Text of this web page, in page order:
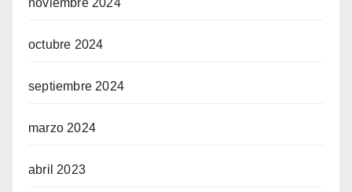
noviembre 2024
octubre 2024
septiembre 2024
marzo 2024
abril 2023